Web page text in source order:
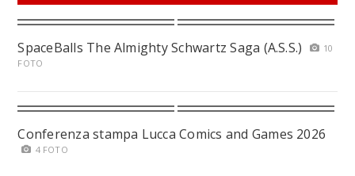
SpaceBalls The Almighty Schwartz Saga (A.S.S.)
10
FOTO
Conferenza stampa Lucca Comics and Games 2026
4 FOTO